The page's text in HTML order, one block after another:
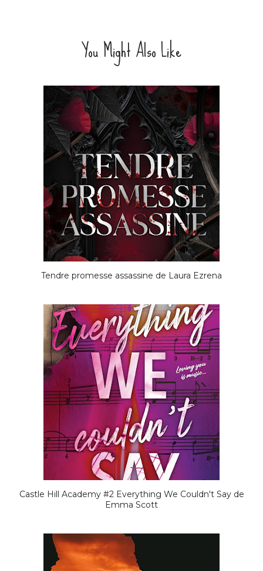
You Might Also Like
Tendre promesse assassine de Laura Ezrena
Castle Hill Academy #2 Everything We Couldn't Say de
Emma Scott